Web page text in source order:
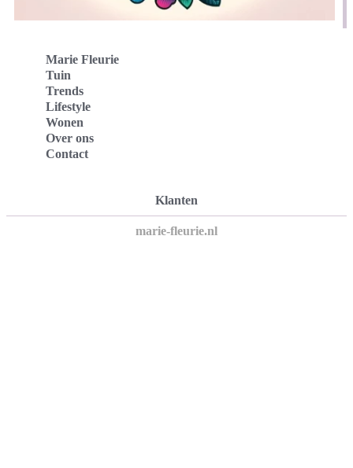
Marie Fleurie
Tuin
Trends
Lifestyle
Wonen
Over ons
Contact
Klanten
marie-fleurie.nl